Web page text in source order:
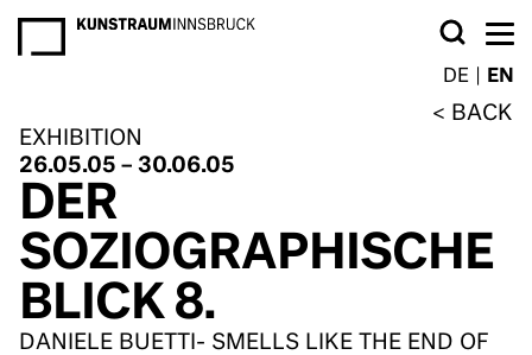
DE EN
BACK
EXHIBITION
26.05.05 – 30.06.05
DER
SOZIOGRAPHISCHE
BLICK 8.
DANIELE BUETTI- SMELLS LIKE THE END OF